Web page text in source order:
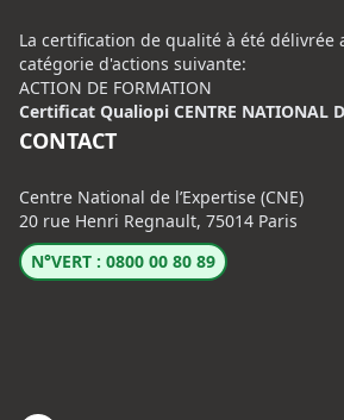
La certification de qualité à été délivrée
catégorie d'actions suivante:
ACTION DE FORMATION
Certificat Qualiopi CENTRE NATIONAL
CONTACT
Centre National de l’Expertise (CNE)
20 rue Henri Regnault, 75014 Paris
N°VERT : 0800 00 80 89